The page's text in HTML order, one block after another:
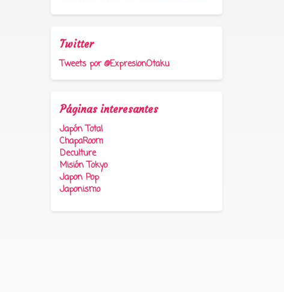
Twitter
Tweets por @ExpresionOtaku
Páginas interesantes
Japón Total
ChapaRoom
Deculture
Misión Tokyo
Japon Pop
Japonismo